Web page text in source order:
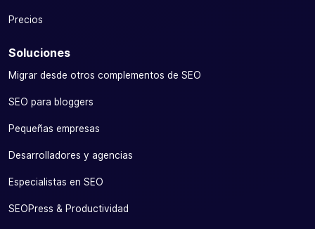
Precios
Soluciones
Migrar desde otros complementos de SEO
SEO para bloggers
Pequeñas empresas
Desarrolladores y agencias
Especialistas en SEO
SEOPress & Productividad